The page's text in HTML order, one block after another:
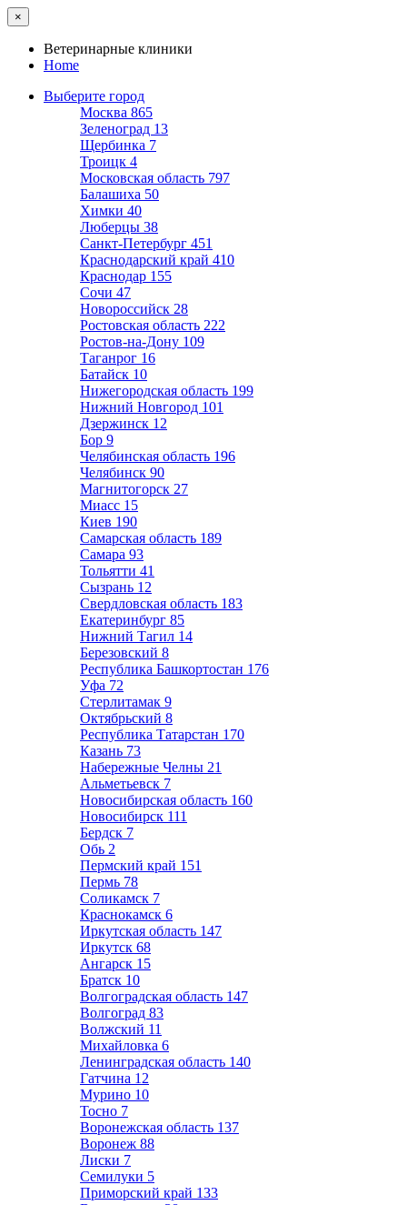
×
Ветеринарные клиники
Home
Выберите город
Москва 865
Зеленоград 13
Щербинка 7
Троицк 4
Московская область 797
Балашиха 50
Химки 40
Люберцы 38
Санкт-Петербург 451
Краснодарский край 410
Краснодар 155
Сочи 47
Новороссийск 28
Ростовская область 222
Ростов-на-Дону 109
Таганрог 16
Батайск 10
Нижегородская область 199
Нижний Новгород 101
Дзержинск 12
Бор 9
Челябинская область 196
Челябинск 90
Магнитогорск 27
Миасс 15
Киев 190
Самарская область 189
Самара 93
Тольятти 41
Сызрань 12
Свердловская область 183
Екатеринбург 85
Нижний Тагил 14
Березовский 8
Республика Башкортостан 176
Уфа 72
Стерлитамак 9
Октябрьский 8
Республика Татарстан 170
Казань 73
Набережные Челны 21
Альметьевск 7
Новосибирская область 160
Новосибирск 111
Бердск 7
Обь 2
Пермский край 151
Пермь 78
Соликамск 7
Краснокамск 6
Иркутская область 147
Иркутск 68
Ангарск 15
Братск 10
Волгоградская область 147
Волгоград 83
Волжский 11
Михайловка 6
Ленинградская область 140
Гатчина 12
Мурино 10
Тосно 7
Воронежская область 137
Воронеж 88
Лиски 7
Семилуки 5
Приморский край 133